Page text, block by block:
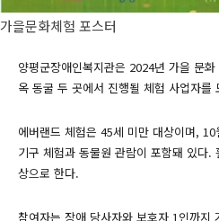
가을문화체험 포스터
양평군장애인복지관은 2024년 가을 문
옥 동굴 두 곳에서 진행될 체험 사업자를
에버랜드 체험은 45세 미만 대상이며,
기구 체험과 동물원 관람이 포함돼 있다.
상으로 한다.
참여자는 장애 당사자와 보호자 1인까지